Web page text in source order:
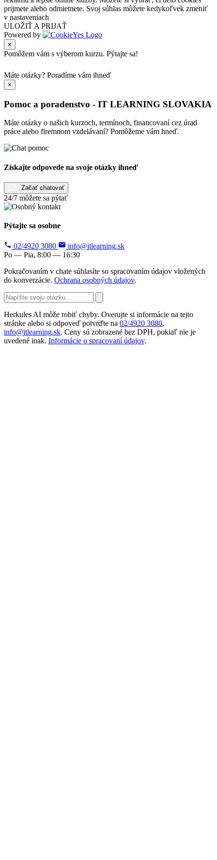
prijmete alebo odmietnete. Svoj súhlas môžete kedykoľvek zmeniť
v nastaveniach
ULOŽIŤ A PRIJAŤ
Powered by
×
Pomôžem vám s výberom kurzu. Pýtajte sa!
Máte otázky? Poradíme vám ihneď
×
Pomoc a poradenstvo - IT LEARNING SLOVAKIA
Máte otázky o našich kurzoch, termínoch, financovaní cez úrad
práce alebo firemnom vzdelávaní? Pomôžeme vám hneď.
Získajte odpovede na svoje otázky ihneď
Začať chatovať
24/7 môžete sa pýtať
Pýtajte sa osobne
02/4920 3080
info@itlearning.sk
Po — Pia, 8:00 — 16:30
Pokračovaním v chate súhlasíte so spracovaním údajov vložených
do konverzácie. Ochrana osobných údajov.
Herkules AI môže robiť chyby. Overujte si informácie na tejto
stránke alebo si odpoveď potvrďte na 02/4920 3080,
info@itlearning.sk. Ceny sú zobrazené bez DPH, pokiaľ nie je
uvedené inak. Informácie o spracovaní údajov.